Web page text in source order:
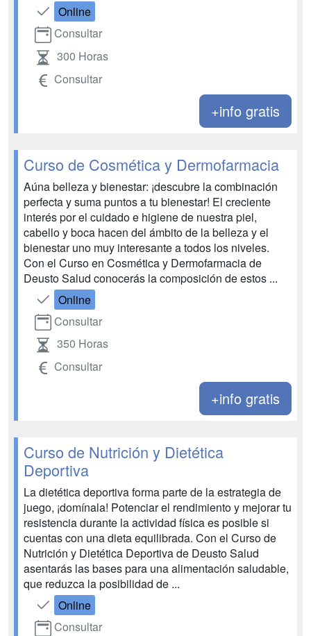
Online
Consultar
300 Horas
Consultar
+info gratis
Curso de Cosmética y Dermofarmacia
Aúna belleza y bienestar: ¡descubre la combinación
perfecta y suma puntos a tu bienestar! El creciente
interés por el cuidado e higiene de nuestra piel,
cabello y boca hacen del ámbito de la belleza y el
bienestar uno muy interesante a todos los niveles.
Con el Curso en Cosmética y Dermofarmacia de
Deusto Salud conocerás la composición de estos ...
Online
Consultar
350 Horas
Consultar
+info gratis
Curso de Nutrición y Dietética
Deportiva
La dietética deportiva forma parte de la estrategia de
juego, ¡domínala! Potenciar el rendimiento y mejorar tu
resistencia durante la actividad física es posible si
cuentas con una dieta equilibrada. Con el Curso de
Nutrición y Dietética Deportiva de Deusto Salud
asentarás las bases para una alimentación saludable,
que reduzca la posibilidad de ...
Online
Consultar